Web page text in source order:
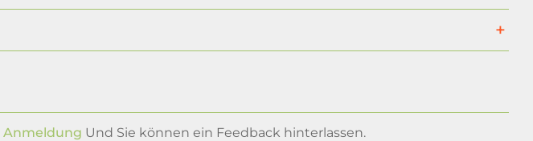
Anmeldung Und Sie können ein Feedback hinterlassen.